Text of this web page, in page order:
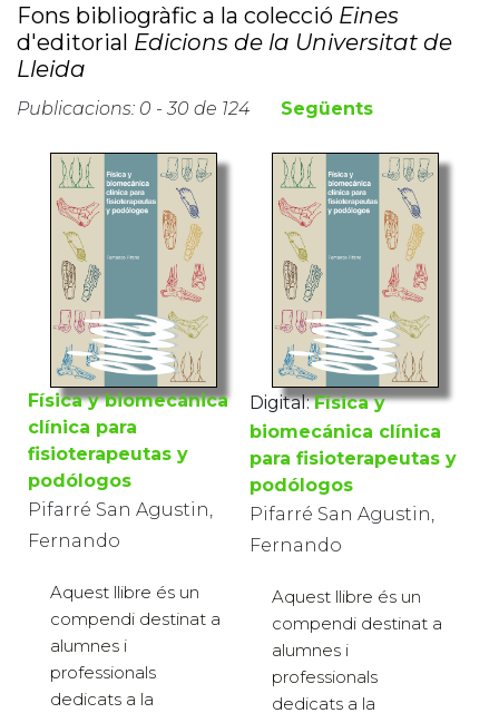
Fons bibliogràfic a la colecció Eines
d'editorial Edicions de la Universitat de
Lleida
Publicacions: 0 - 30 de 124 Següents
Física y biomecánica
clínica para
fisioterapeutas y
podólogos
Pifarré San Agustin,
Aquest llibre és un
compendi destinat a
alumnes i
professionals
Digital: Física y
biomecánica clínica
para fisioterapeutas y
podólogos
Pifarré San Agustin,
Fernando
Aquest llibre és un
compendi destinat a
alumnes i
professionals